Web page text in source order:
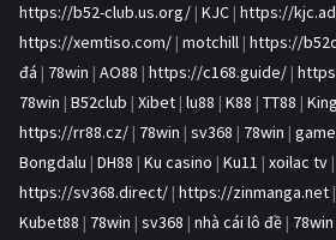
https://b52-club.us.org/ | KJC | https://
https://xemtiso.com/ | motchill | https://
đá | 78win | AO88 | https://c168.guide/ |
78win | B52club | Xibet | lu88 | K88 | TT88 |
https://rr88.cz/ | 78win | sv368 | 78win |
Bongdalu | DH88 | Ku casino | Ku11 | xoilac tv |
https://sv368.direct/ | https://zinmanga.net |
Kubet88 | 78win | sv368 | nhà cái lô đề | 78win